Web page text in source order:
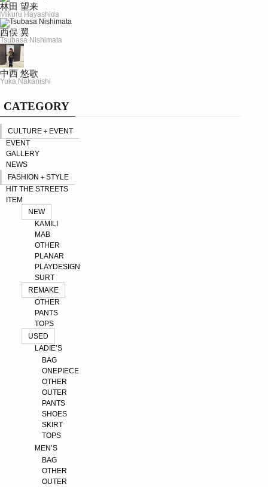
林田 望来
Mikuru Hayashida
西俣 翼
Tsubasa Nishimata
中西 悠歌
Yuka Nakanishi
CATEGORY
CULTURE＋EVENT
EVENT
GALLERY
NEWS
FASHION＋STYLE
HIT THE STREETS
ITEM
NEW
KAMILI
MAB
OTHER
PLANAR
PLAYDESIGN
SURT
REMAKE
OTHER
PANTS
TOPS
USED
LADIE’S
BAG
ONEPIECE
OTHER
OUTER
PANTS
SHOES
SKIRT
TOPS
MEN’S
BAG
OTHER
OUTER